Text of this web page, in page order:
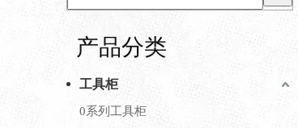
产品分类
工具柜
0系列工具柜